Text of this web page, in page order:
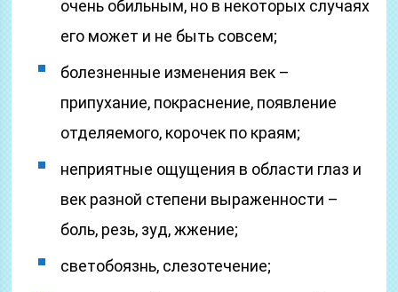
очень обильным, но в некоторых случаях
его может и не быть совсем;
болезненные изменения век –
припухание, покраснение, появление
отделяемого, корочек по краям;
неприятные ощущения в области глаз и
век разной степени выраженности –
боль, резь, зуд, жжение;
светобоязнь, слезотечение;